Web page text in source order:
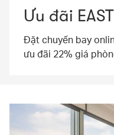
Ưu đãi
Đặt chuyến bay
ưu đãi 22% giá